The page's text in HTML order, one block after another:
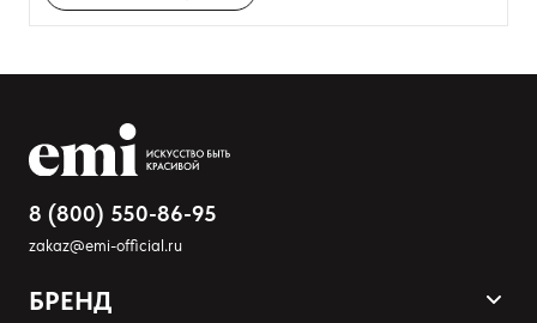
8 (800) 550-86-95
zakaz@emi-official.ru
БРЕНД